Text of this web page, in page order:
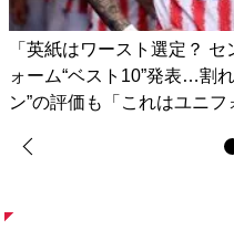
「英紙はワースト選定？
ォーム“ベスト10”発表…割
ン”の評価も「これはユニフ